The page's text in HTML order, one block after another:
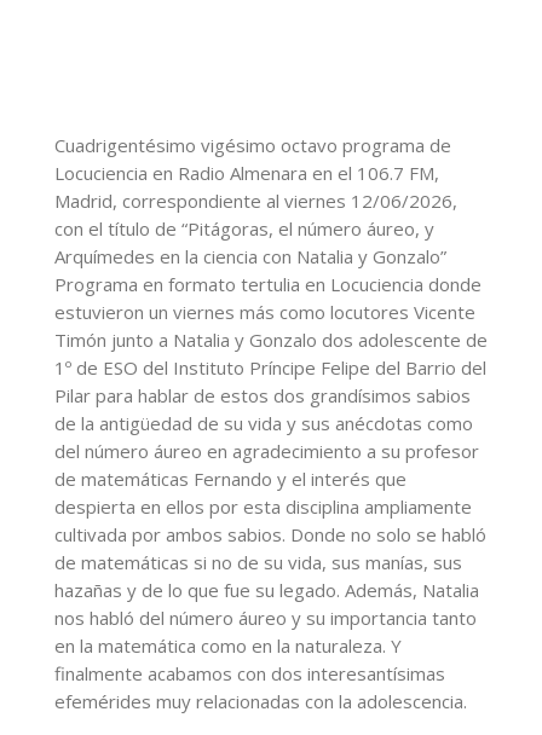
Cuadrigentésimo vigésimo octavo programa de
Locuciencia en Radio Almenara en el 106.7 FM,
Madrid, correspondiente al viernes 12/06/2026,
con el título de “Pitágoras, el número áureo, y
Arquímedes en la ciencia con Natalia y Gonzalo”
Programa en formato tertulia en Locuciencia donde
estuvieron un viernes más como locutores Vicente
Timón junto a Natalia y Gonzalo dos adolescente de
1º de ESO del Instituto Príncipe Felipe del Barrio del
Pilar para hablar de estos dos grandísimos sabios
de la antigüedad de su vida y sus anécdotas como
del número áureo en agradecimiento a su profesor
de matemáticas Fernando y el interés que
despierta en ellos por esta disciplina ampliamente
cultivada por ambos sabios. Donde no solo se habló
de matemáticas si no de su vida, sus manías, sus
hazañas y de lo que fue su legado. Además, Natalia
nos habló del número áureo y su importancia tanto
en la matemática como en la naturaleza. Y
finalmente acabamos con dos interesantísimas
efemérides muy relacionadas con la adolescencia.